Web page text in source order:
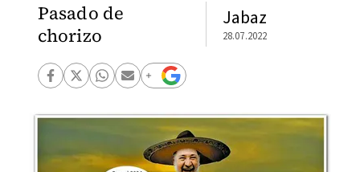
Pasado de
chorizo
Jabaz
28.07.2022